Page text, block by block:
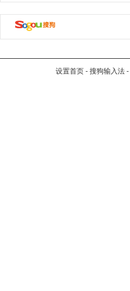
设置首页 - 搜狗输入法 -